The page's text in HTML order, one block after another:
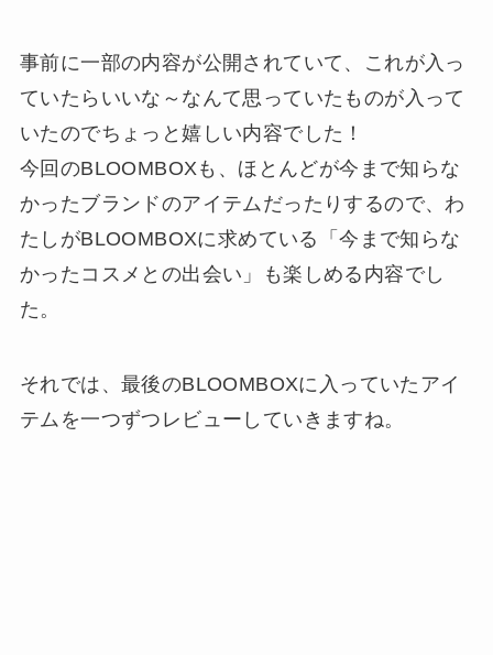
事前に一部の内容が公開されていて、これが入っ
ていたらいいな～なんて思っていたものが入って
いたのでちょっと嬉しい内容でした！
今回のBLOOMBOXも、ほとんどが今まで知らな
かったブランドのアイテムだったりするので、わ
たしがBLOOMBOXに求めている「今まで知らな
かったコスメとの出会い」も楽しめる内容でし
た。
それでは、最後のBLOOMBOXに入っていたアイ
テムを一つずつレビューしていきますね。